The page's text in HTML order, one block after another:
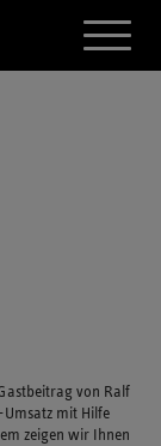
A
k
t
von Ralf
mit Hilfe
zeigen wir Ihnen